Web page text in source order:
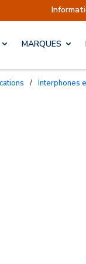
MARQUES
/ Interphones